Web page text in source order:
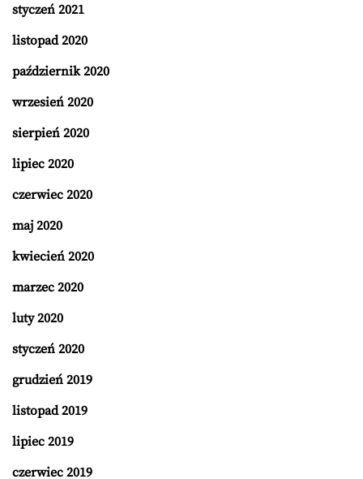
styczeń 2021
listopad 2020
październik 2020
wrzesień 2020
sierpień 2020
lipiec 2020
czerwiec 2020
maj 2020
kwiecień 2020
marzec 2020
luty 2020
styczeń 2020
grudzień 2019
listopad 2019
lipiec 2019
czerwiec 2019